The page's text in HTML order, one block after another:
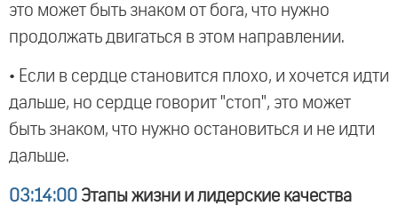
это может быть знаком от бога, что нужно
продолжать двигаться в этом направлении.
• Если в сердце становится плохо, и хочется идти
дальше, но сердце говорит "стоп", это может
быть знаком, что нужно остановиться и не идти
дальше.
03:14:00 Этапы жизни и лидерские качества